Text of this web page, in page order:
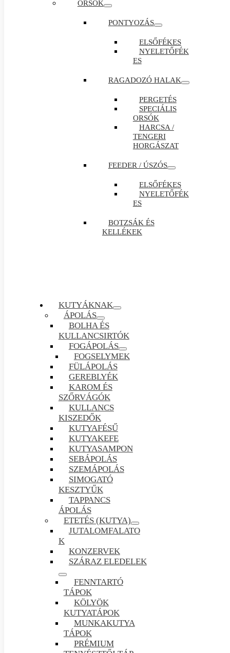
ORSÓK
PONTYOZÁS
ELSŐFÉKES
NYELETŐFÉK
ES
RAGADOZÓ HALAK
PERGETÉS
SPECIÁLIS
ORSÓK
HARCSA /
TENGERI
HORGÁSZAT
FEEDER / ÚSZÓS
ELSŐFÉKES
NYELETŐFÉK
ES
BOTZSÁK ÉS
KELLÉKEK
KUTYÁKNAK
ÁPOLÁS
BOLHA ÉS
KULLANCSIRTÓK
FOGÁPOLÁS
FOGSELYMEK
FÜLÁPOLÁS
GEREBLYÉK
KAROM ÉS
SZŐRVÁGÓK
KULLANCS
KISZEDŐK
KUTYAFÉSŰ
KUTYAKEFE
KUTYASAMPON
SEBÁPOLÁS
SZEMÁPOLÁS
SIMOGATÓ
KESZTYŰK
TAPPANCS
ÁPOLÁS
ETETÉS (KUTYA)
JUTALOMFALATO
K
KONZERVEK
SZÁRAZ ELEDELEK
FENNTARTÓ
TÁPOK
KÖLYÖK
KUTYATÁPOK
MUNKAKUTYA
TÁPOK
PRÉMIUM